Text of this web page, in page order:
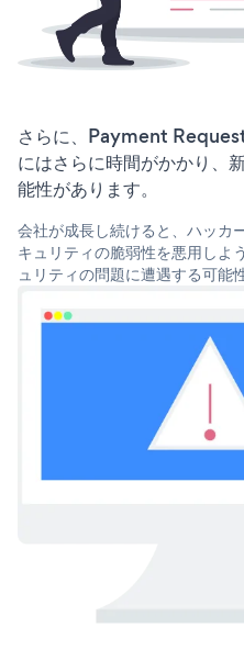
さらに、Payment
にはさらに時間がかかり、
能性があります。
会社が成長し続けると、ハッ
キュリティの脆弱性を悪用しよ
ュリティの問題に遭遇する可能